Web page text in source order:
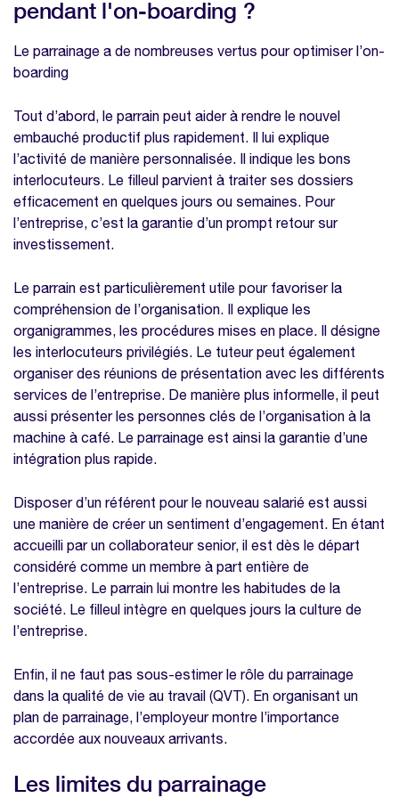
pendant l'on-boarding ?
Le parrainage a de nombreuses vertus pour optimiser l’on-
boarding
Tout d’abord, le parrain peut aider à rendre le nouvel
embauché productif plus rapidement. Il lui explique
l’activité de manière personnalisée. Il indique les bons
interlocuteurs. Le filleul parvient à traiter ses dossiers
efficacement en quelques jours ou semaines. Pour
l’entreprise, c’est la garantie d’un prompt retour sur
investissement.
Le parrain est particulièrement utile pour favoriser la
compréhension de l’organisation. Il explique les
organigrammes, les procédures mises en place. Il désigne
les interlocuteurs privilégiés. Le tuteur peut également
organiser des réunions de présentation avec les différents
services de l’entreprise. De manière plus informelle, il peut
aussi présenter les personnes clés de l’organisation à la
machine à café. Le parrainage est ainsi la garantie d’une
intégration plus rapide.
Disposer d’un référent pour le nouveau salarié est aussi
une manière de créer un sentiment d’engagement. En étant
accueilli par un collaborateur senior, il est dès le départ
considéré comme un membre à part entière de
l’entreprise. Le parrain lui montre les habitudes de la
société. Le filleul intègre en quelques jours la culture de
l’entreprise.
Enfin, il ne faut pas sous-estimer le rôle du parrainage
dans la qualité de vie au travail (QVT). En organisant un
plan de parrainage, l’employeur montre l’importance
accordée aux nouveaux arrivants.
Les limites du parrainage